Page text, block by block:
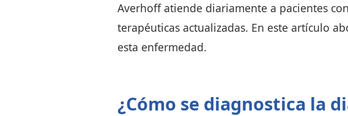
Averhoff atiende diariamente a pacientes
terapéuticas actualizadas. En este artículo
esta enfermedad.
¿Cómo se diagnostica la